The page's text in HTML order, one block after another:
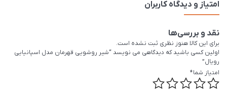
امتیاز و دیدگاه کاربران
نقد و بررسی‌ها
برای این کالا هنوز نظری ثبت نشده است.
اولین کسی باشید که دیدگاهی می نویسد “شیر روشویی قهرمان مدل اسپانیایی
رویال”
امتیاز شما*